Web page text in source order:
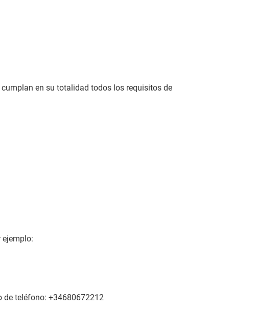
en su totalidad todos los requisitos de
teléfono: +34680672212